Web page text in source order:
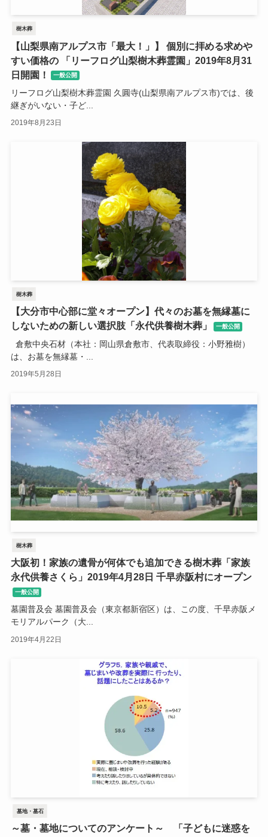
樹木葬
【山梨県南アルプス市「最大！」】 個別に拝める求めや
すい価格の 「リーフログ山梨樹木葬霊園」2019年8月31
日開園！
一般公開
リーフログ山梨樹木葬霊園 久圓寺(山梨県南アルプス市)では、後
継ぎがいない・子ど...
2019年8月23日
樹木葬
【大分市中心部に堂々オープン】代々のお墓を無縁墓に
しないための新しい選択肢「永代供養樹木葬」
一般公開
倉敷中央石材（本社：岡山県倉敷市、代表取締役：小野雅樹）
は、お墓を無縁墓・...
2019年5月28日
樹木葬
大阪初！家族の遺骨が何体でも追加できる樹木葬「家族
永代供養さくら」2019年4月28日 千早赤阪村にオープン
一般公開
墓園普及会 墓園普及会（東京都新宿区）は、この度、千早赤阪メ
モリアルパーク（大...
2019年4月22日
墓地・墓石
～墓・墓地についてのアンケート～ 「子どもに迷惑を